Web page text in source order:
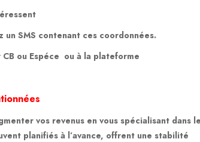
un SMS contenant ces coordonnées.
CB ou Espéce ou à la plateforme
vos revenus en vous spécialisant dans
planifiés à l’avance, offrent une stabilité